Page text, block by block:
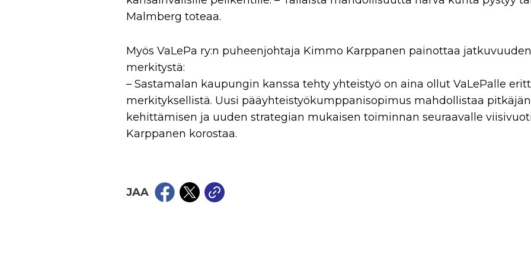
Malmberg toteaa.
Myös VaLePa ry:n puheenjohtaja Kimmo Karppanen painottaa jatkuvuuden
merkitystä:
– Sastamalan kaupungin kanssa tehty yhteistyö on aina ollut VaLePalle
merkityksellistä. Uusi pääyhteistyökumppanisopimus mahdollistaa
kehittämisen ja uuden strategian mukaisen toiminnan seuraavalle
Karppanen korostaa.
JAA